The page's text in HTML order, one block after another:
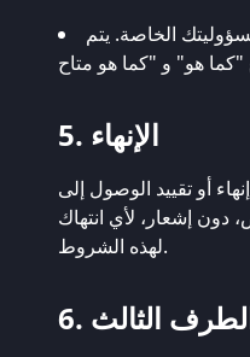
الخاصة. يتم
5. الإنهاء
أو تقييد الوصول إلى
دون إشعار، لأي انتهاك
لهذه الشروط.
الطرف الثالث